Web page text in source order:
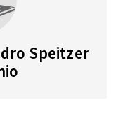
Speitzer